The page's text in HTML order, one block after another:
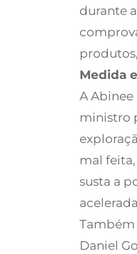
durante
Medida
A
ministro
mal
susta a
Também
Daniel